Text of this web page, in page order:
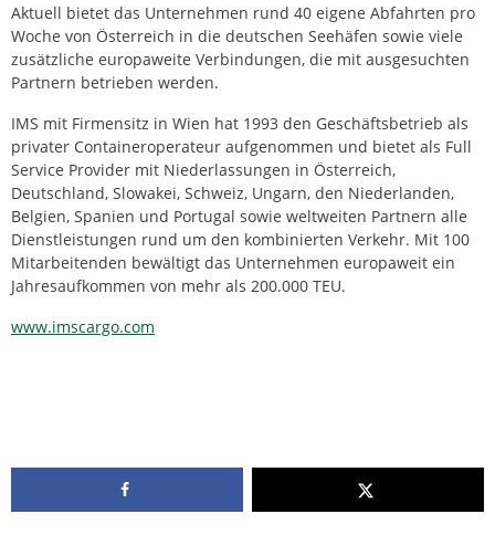
Aktuell bietet das Unternehmen rund 40 eigene Abfahrten pro
Woche von Österreich in die deutschen Seehäfen sowie viele
zusätzliche europaweite Verbindungen, die mit ausgesuchten
Partnern betrieben werden.
IMS mit Firmensitz in Wien hat 1993 den Geschäftsbetrieb als
privater Containeroperateur aufgenommen und bietet als Full
Service Provider mit Niederlassungen in Österreich,
Deutschland, Slowakei, Schweiz, Ungarn, den Niederlanden,
Belgien, Spanien und Portugal sowie weltweiten Partnern alle
Dienstleistungen rund um den kombinierten Verkehr. Mit 100
Mitarbeitenden bewältigt das Unternehmen europaweit ein
Jahresaufkommen von mehr als 200.000 TEU.
www.imscargo.com